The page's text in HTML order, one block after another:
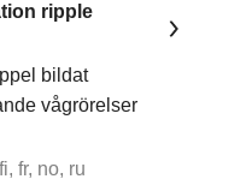
ripple
bildat
vågrörelser
fr, no, ru